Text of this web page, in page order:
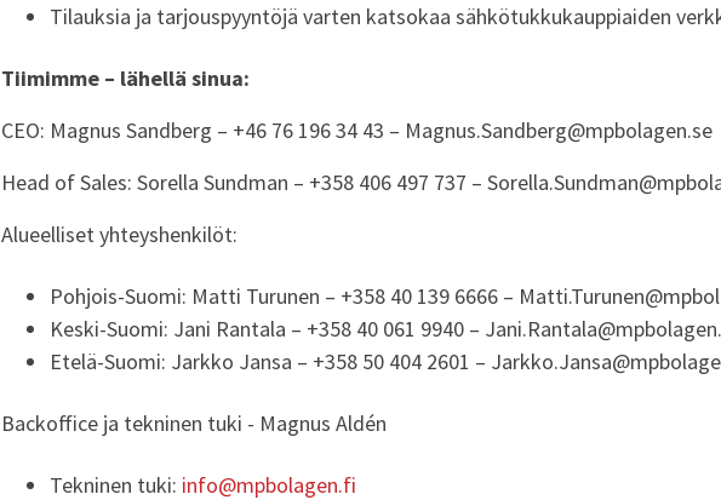
Tilauksia ja tarjouspyyntöjä varten katsokaa sähkötukkukauppiaiden
Tiimimme – lähellä sinua:
CEO: Magnus Sandberg – +46 76 196 34 43 – Magnus.Sandberg@mpbolagen.se
Head of Sales: Sorella Sundman – +358 406 497 737 –
Alueelliset yhteyshenkilöt:
Pohjois-Suomi: Matti Turunen – +358 40 139 6666 –
Keski-Suomi: Jani Rantala – +358 40 061 9940 –
Etelä-Suomi: Jarkko Jansa – +358 50 404 2601 –
Backoffice ja tekninen tuki - Magnus Aldén
Tekninen tuki: info@mpbolagen.fi